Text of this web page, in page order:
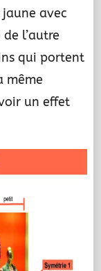
avec
l’autre
qui portent
même
un effet